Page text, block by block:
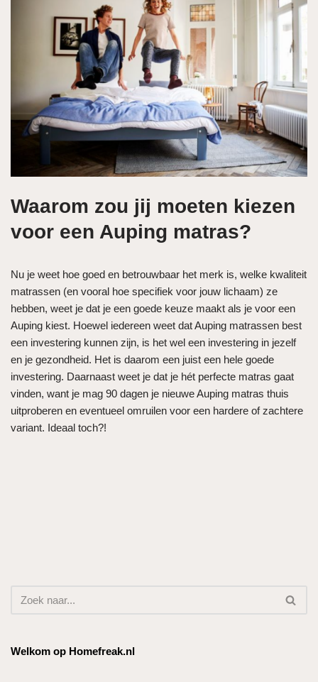
Waarom zou jij moeten kiezen
voor een Auping matras?
Nu je weet hoe goed en betrouwbaar het merk is, welke kwaliteit
matrassen (en vooral hoe specifiek voor jouw lichaam) ze
hebben, weet je dat je een goede keuze maakt als je voor een
Auping kiest. Hoewel iedereen weet dat Auping matrassen best
een investering kunnen zijn, is het wel een investering in jezelf
en je gezondheid. Het is daarom een juist een hele goede
investering. Daarnaast weet je dat je hét perfecte matras gaat
vinden, want je mag 90 dagen je nieuwe Auping matras thuis
uitproberen en eventueel omruilen voor een hardere of zachtere
variant. Ideaal toch?!
Welkom op Homefreak.nl